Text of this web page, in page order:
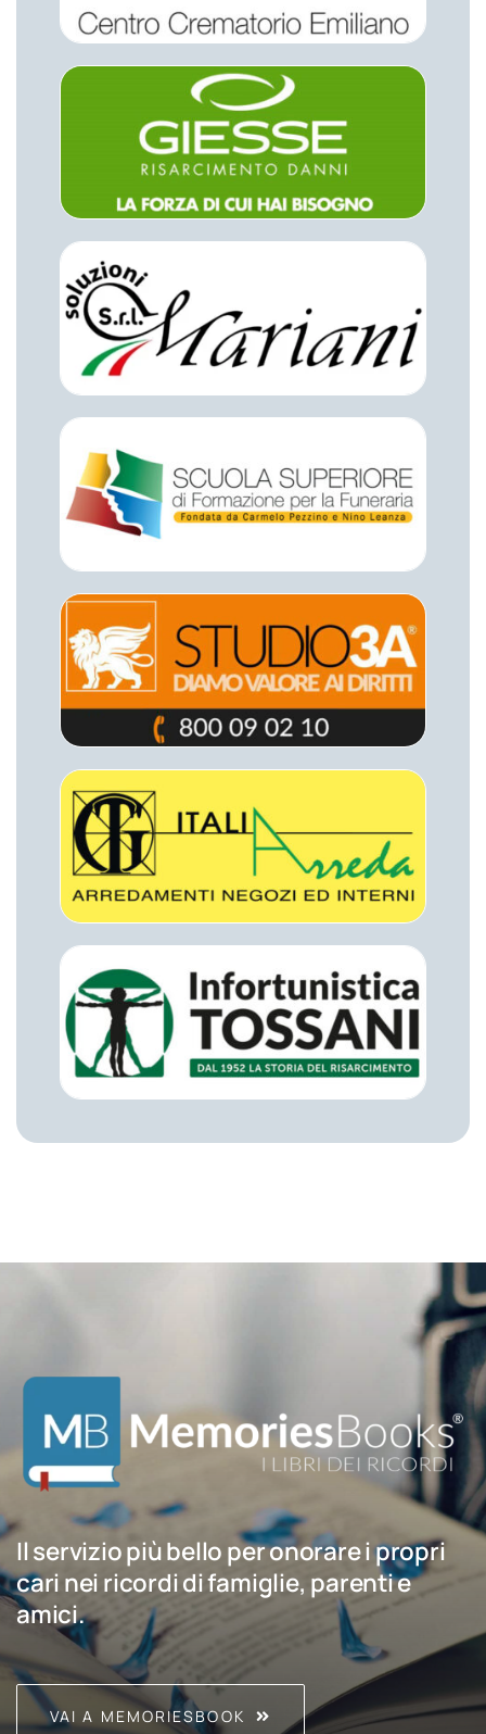
Il servizio più bello per onorare i propri
cari nei ricordi di famiglie, parenti e
amici.
VAI A MEMORIESBOOK